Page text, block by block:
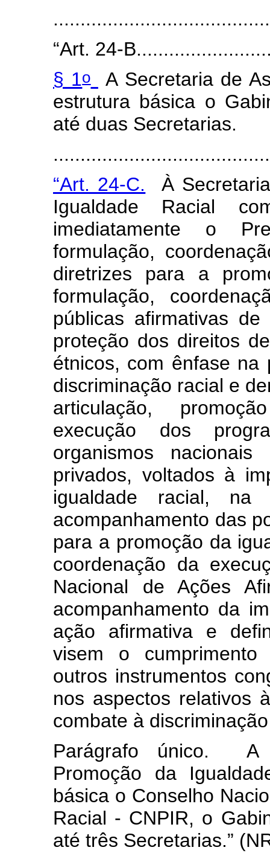
...........
“Art. 24-B.
§ 1o
A Secretaria de
estrutura básica o
até duas Secretarias.
...........
“Art. 24-C.
À
Igualdade Racial
imediatamente o
formulação,
diretrizes para a
formulação,
públicas afirmativas
proteção dos direitos
étnicos, com ênfase na
discriminação racial e
articulação,
execução dos
organismos
privados, voltados à
igualdade racial, na
acompanhamento das
para a promoção da
coordenação da
Nacional de Ações
acompanhamento da
ação afirmativa e
visem o
outros instrumentos
nos aspectos relativos
combate à
Parágrafo único. A
Promoção da
básica o Conselho
Racial - CNPIR, o
até três Secretarias.”